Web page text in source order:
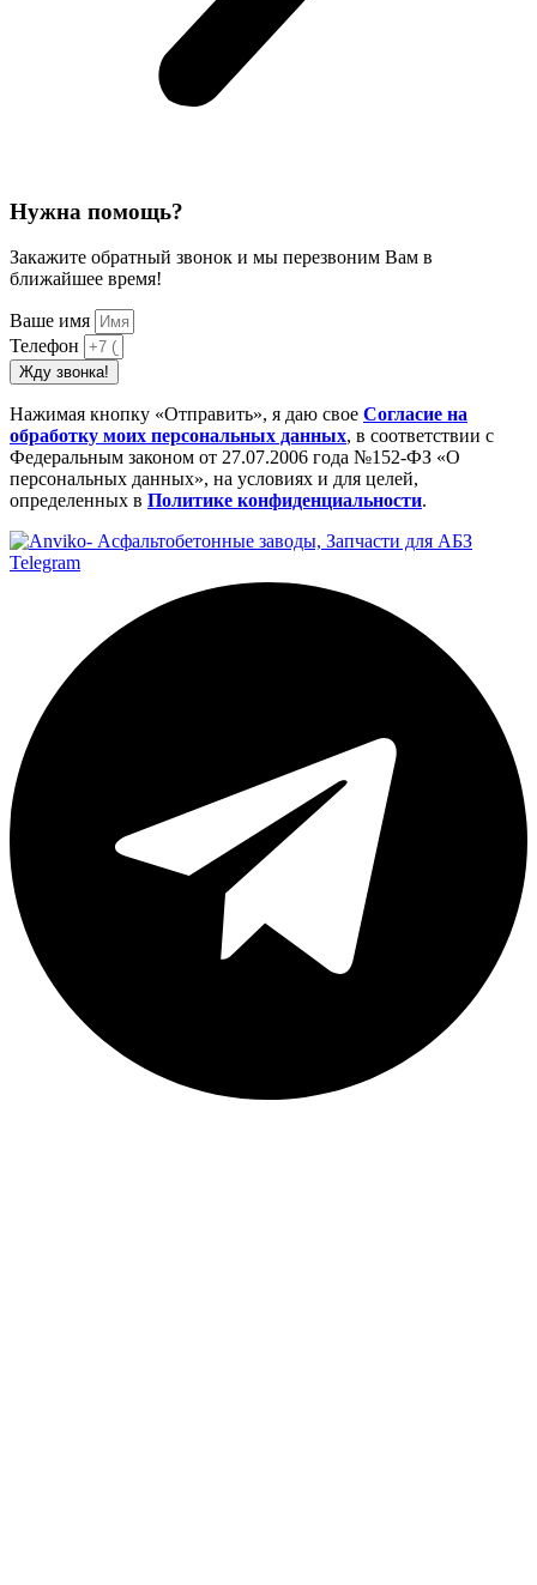
Нужна помощь?
Закажите обратный звонок и мы перезвоним Вам в
ближайшее время!
Ваше имя
Телефон
Жду звонка!
Нажимая кнопку «Отправить», я даю свое Cогласие на
обработку моих персональных данных, в соответствии с
Федеральным законом от 27.07.2006 года №152-ФЗ «О
персональных данных», на условиях и для целей,
определенных в Политике конфиденциальности.
Telegram